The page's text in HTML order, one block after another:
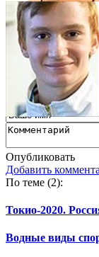
Татьяна
ДАНЧЕНКО
Александр
МАЛЬЦЕВ
Опубликовать
Добавить
По теме (2):
Токио-2020.
Водные виды